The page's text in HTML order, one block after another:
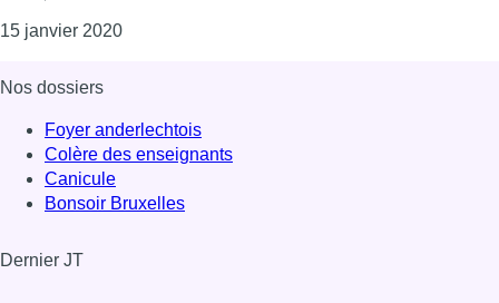
15 janvier 2020Consulter l'article "Fermeture des magasins
Nos dossiers
Foyer anderlechtois
Colère des enseignants
Canicule
Bonsoir Bruxelles
Dernier JT